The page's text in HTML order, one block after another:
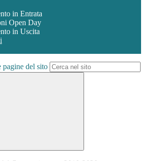
in Entrata
Open Day
in Uscita
pagine del sito